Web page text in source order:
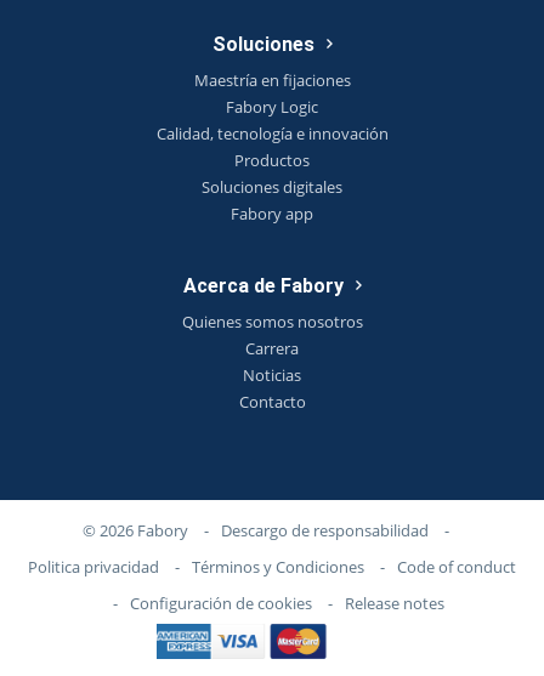
Soluciones
Maestría en fijaciones
Fabory Logic
Calidad, tecnología e innovación
Productos
Soluciones digitales
Fabory app
Acerca de Fabory
Quienes somos nosotros
Carrera
Noticias
Contacto
© 2026 Fabory - Descargo de responsabilidad
-
Politica privacidad
- Términos y Condiciones - Code of conduct
- Configuración de cookies - Release notes